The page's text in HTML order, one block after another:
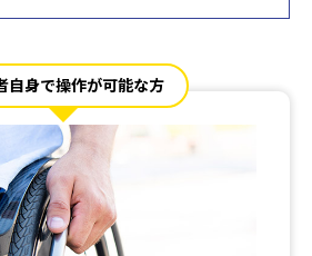
自身で操作が可能な方